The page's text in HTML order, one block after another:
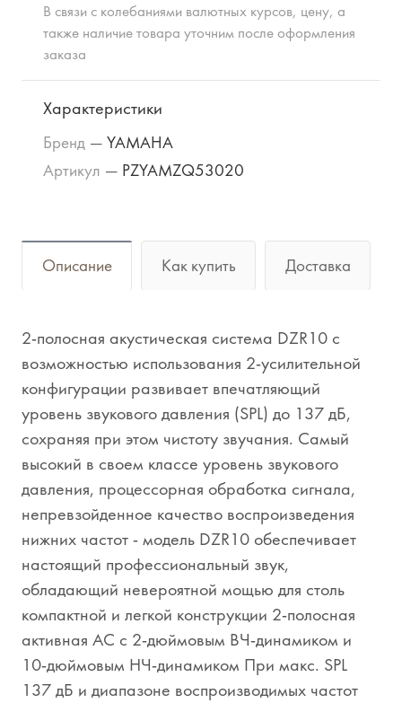
В связи с колебаниями валютных курсов, цену, а
также наличие товара уточним после оформления
заказа
Характеристики
Бренд — YAMAHA
Артикул — PZYAMZQ53020
Описание Как купить Доставка
2-полосная акустическая система DZR10 с
возможностью использования 2-усилительной
конфигурации развивает впечатляющий
уровень звукового давления (SPL) до 137 дБ,
сохраняя при этом чистоту звучания. Самый
высокий в своем классе уровень звукового
давления, процессорная обработка сигнала,
непревзойденное качество воспроизведения
нижних частот - модель DZR10 обеспечивает
настоящий профессиональный звук,
обладающий невероятной мощью для столь
компактной и легкой конструкции 2-полосная
активная АС с 2-дюймовым ВЧ-динамиком и
10-дюймовым НЧ-динамиком При макс. SPL
137 дБ и диапазоне воспроизводимых частот